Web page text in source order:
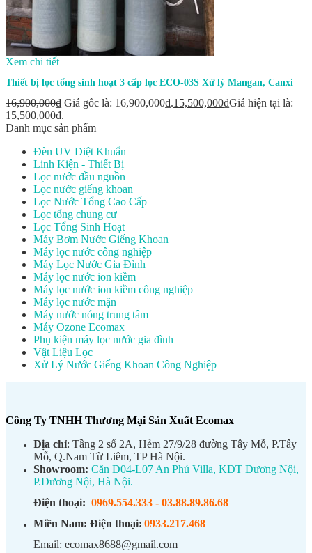
Xem chi tiết
Thiết bị lọc tổng sinh hoạt 3 cấp lọc ECO-03S Xử lý Mangan, Canxi
16,900,000₫ Giá gốc là: 16,900,000₫.15,500,000₫Giá hiện tại là:
15,500,000₫.
Danh mục sản phẩm
Đèn UV Diệt Khuẩn
Linh Kiện - Thiết Bị
Lọc nước đầu nguồn
Lọc nước giếng khoan
Lọc Nước Tổng Cao Cấp
Lọc tổng chung cư
Lọc Tổng Sinh Hoạt
Máy Bơm Nước Giếng Khoan
Máy lọc nước công nghiệp
Máy Lọc Nước Gia Đình
Máy lọc nước ion kiềm
Máy lọc nước ion kiềm công nghiệp
Máy lọc nước mặn
Máy nước nóng trung tâm
Máy Ozone Ecomax
Phụ kiện máy lọc nước gia đình
Vật Liệu Lọc
Xử Lý Nước Giếng Khoan Công Nghiệp
Công Ty TNHH Thương Mại Sản Xuất Ecomax
Địa chỉ: Tầng 2 số 2A, Hẻm 27/9/28 đường Tây Mỗ, P.Tây
Mỗ, Q.Nam Từ Liêm, TP Hà Nội.
Showroom: Căn D04-L07 An Phú Villa, KĐT Dương Nội,
P.Dương Nội, Hà Nội.
Điện thoại: 0969.554.333 - 03.88.89.86.68
Miền Nam: Điện thoại: 0933.217.468
Email: ecomax8688@gmail.com